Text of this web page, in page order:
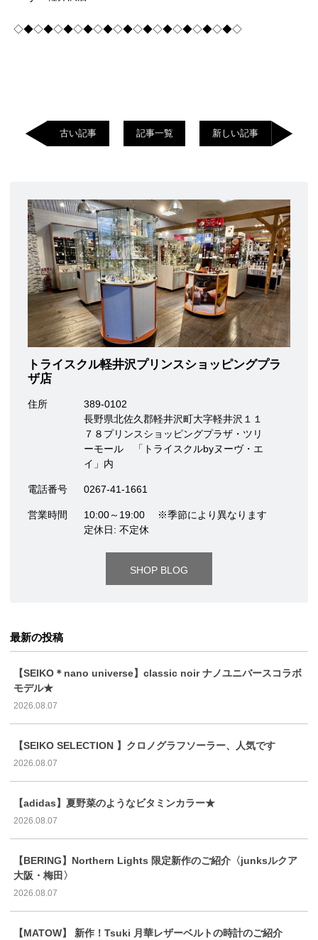
◇◆◇◆◇◆◇◆◇◆◇◆◇◆◇◆◇◆◇◆◇◆◇
古い記事 記事一覧 新しい記事
トライスクル軽井沢プリンスショッピングプラ
ザ店
住所
389-0102
長野県北佐久郡軽井沢町大字軽井沢１１
７８プリンスショッピングプラザ・ツリ
ーモール 「トライスクルbyヌーヴ・エ
イ」内
電話番号 0267-41-1661
営業時間
10:00～19:00 ※季節により異なります
定休日: 不定休
SHOP BLOG
最新の投稿
【SEIKO＊nano universe】classic noir ナノユニバースコラボ
モデル★
2026.08.07
【SEIKO SELECTION 】クロノグラフソーラー、人気です
2026.08.07
【adidas】夏野菜のようなビタミンカラー★
2026.08.07
【BERING】Northern Lights 限定新作のご紹介〈junksルクア
大阪・梅田〉
2026.08.07
【MATOW】 新作！Tsuki 月華レザーベルトの時計のご紹介